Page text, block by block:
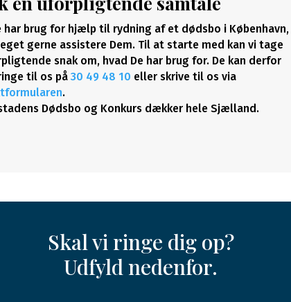
har brug for hjælp til rydning af et dødsbo i København,
gerne assistere Dem. Til at starte med kan vi tage
snak om, hvad De har brug for. De kan derfor
til os på30 49 48 10 eller skrive til os via
.
Dødsbo og Konkurs dækker hele Sjælland.
Skal vi ringe dig op?
Udfyld nedenfor.